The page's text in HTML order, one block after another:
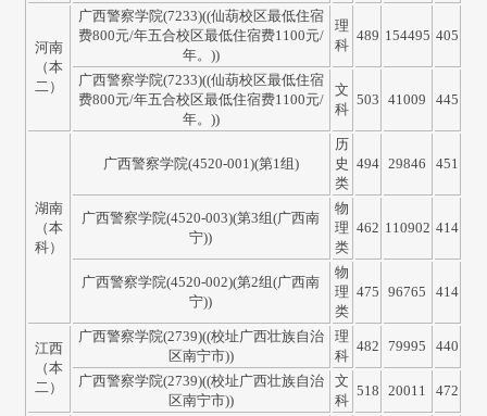
河南
（本
二）
广西警察学院(7233)((仙葫校区最低住宿
费800元/年五合校区最低住宿费1100元/
年。))
理
科
489 154495 405
广西警察学院(7233)((仙葫校区最低住宿
费800元/年五合校区最低住宿费1100元/
年。))
文
科
503 41009 445
湖南
（本
科）
广西警察学院(4520-001)(第1组)
历
史
类
494 29846 451
广西警察学院(4520-003)(第3组(广西南
宁))
物
理
类
462 110902 414
广西警察学院(4520-002)(第2组(广西南
宁))
物
理
类
475 96765 414
江西
（本
二）
广西警察学院(2739)((校址广西壮族自治
区南宁市))
理
科
482 79995 440
广西警察学院(2739)((校址广西壮族自治
区南宁市))
文
科
518 20011 472